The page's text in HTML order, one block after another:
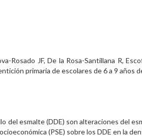
Rosado JF, De la Rosa-Santillana R,
primaria de escolares de 6 a 9 años
esmalte (DDE) son alteraciones del
(PSE) sobre los DDE en la